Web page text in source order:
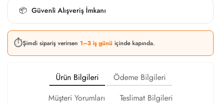
📦 Güvenli Alışveriş İmkanı
⏱️Şimdi sipariş verirsen 1–3 iş günü içinde kapında.
Ürün Bilgileri
Ödeme Bilgileri
Müşteri Yorumları
Teslimat Bilgileri